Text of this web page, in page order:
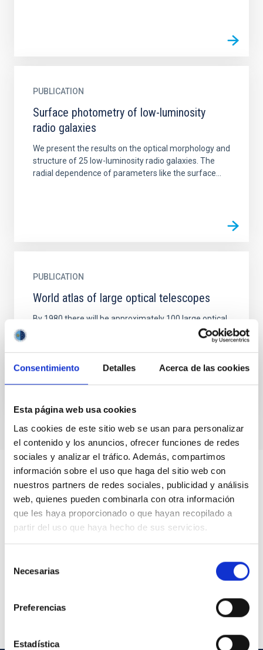
Consentimiento Detalles Acerca de las cookies
Esta página web usa cookies
Las cookies de este sitio web se usan para personalizar
el contenido y los anuncios, ofrecer funciones de redes
sociales y analizar el tráfico. Además, compartimos
información sobre el uso que haga del sitio web con
nuestros partners de redes sociales, publicidad y análisis
web, quienes pueden combinarla con otra información
que les haya proporcionado o que hayan recopilado a
partir del uso que haya hecho de sus servicios.
Necesarias
Preferencias
Estadística
PUBLICATION
Surface photometry of low-luminosity
radio galaxies
We present the results on the optical morphology and
structure of 25 low-luminosity radio galaxies. The
radial dependence of parameters like the surface...
PUBLICATION
World atlas of large optical telescopes
By 1980 there will be approximately 100 large optical
telescopes in the world with mirror or lens diameters